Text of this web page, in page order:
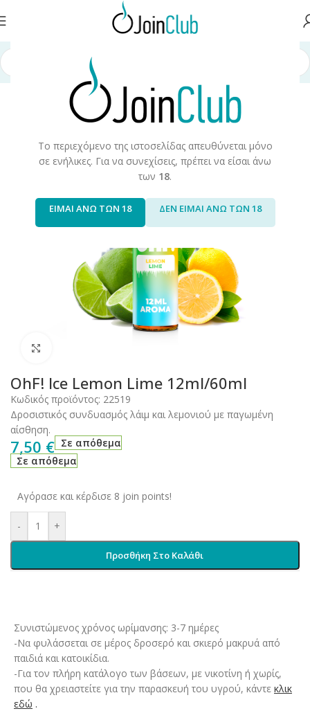
Το περιεχόμενο της ιστοσελίδας απευθύνεται μόνο
σε ενήλικες. Για να συνεχίσεις, πρέπει να είσαι άνω
των 18.
ΕΙΜΑΙ ΑΝΩ ΤΩΝ 18 ΔΕΝ ΕΙΜΑΙ ΑΝΩ ΤΩΝ 18
Αρχική σελίδα Υγρά Αναπλήρωσης
OhF! Ice Lemon Lime 12ml/60ml
Κωδικός προϊόντος: 22519
Δροσιστικός συνδυασμός λάιμ και λεμονιού με παγωμένη
αίσθηση.
7,50 € Σε απόθεμα
Σε απόθεμα
Αγόρασε και κέρδισε 8 join points!
- +
Προσθήκη Στο Καλάθι
Συνιστώμενος χρόνος ωρίμανσης: 3-7 ημέρες
-Να φυλάσσεται σε μέρος δροσερό και σκιερό μακρυά από
παιδιά και κατοικίδια.
-Για τον πλήρη κατάλογο των βάσεων, με νικοτίνη ή χωρίς,
που θα χρειαστείτε για την παρασκευή του υγρού, κάντε κλικ
εδώ .